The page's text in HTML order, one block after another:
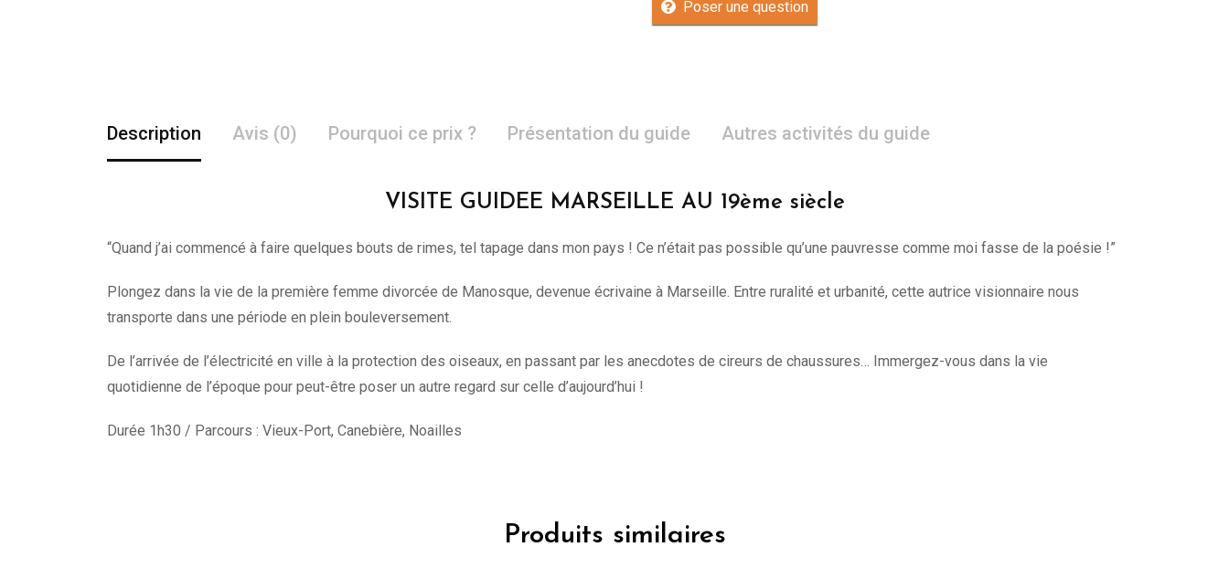
Poser une question
Description Avis (0) Pourquoi ce prix ? Présentation du guide Autres activités du guide
VISITE GUIDEE MARSEILLE AU 19ème siècle
“Quand j’ai commencé à faire quelques bouts de rimes, tel tapage dans mon pays ! Ce n’était pas possible qu’une pauvresse comme moi fasse de la poésie !”
Plongez dans la vie de la première femme divorcée de Manosque, devenue écrivaine à Marseille. Entre ruralité et urbanité, cette autrice visionnaire nous
transporte dans une période en plein bouleversement.
De l’arrivée de l’électricité en ville à la protection des oiseaux, en passant par les anecdotes de cireurs de chaussures… Immergez-vous dans la vie
quotidienne de l’époque pour peut-être poser un autre regard sur celle d’aujourd’hui !
Durée 1h30 / Parcours : Vieux-Port, Canebière, Noailles
Produits similaires